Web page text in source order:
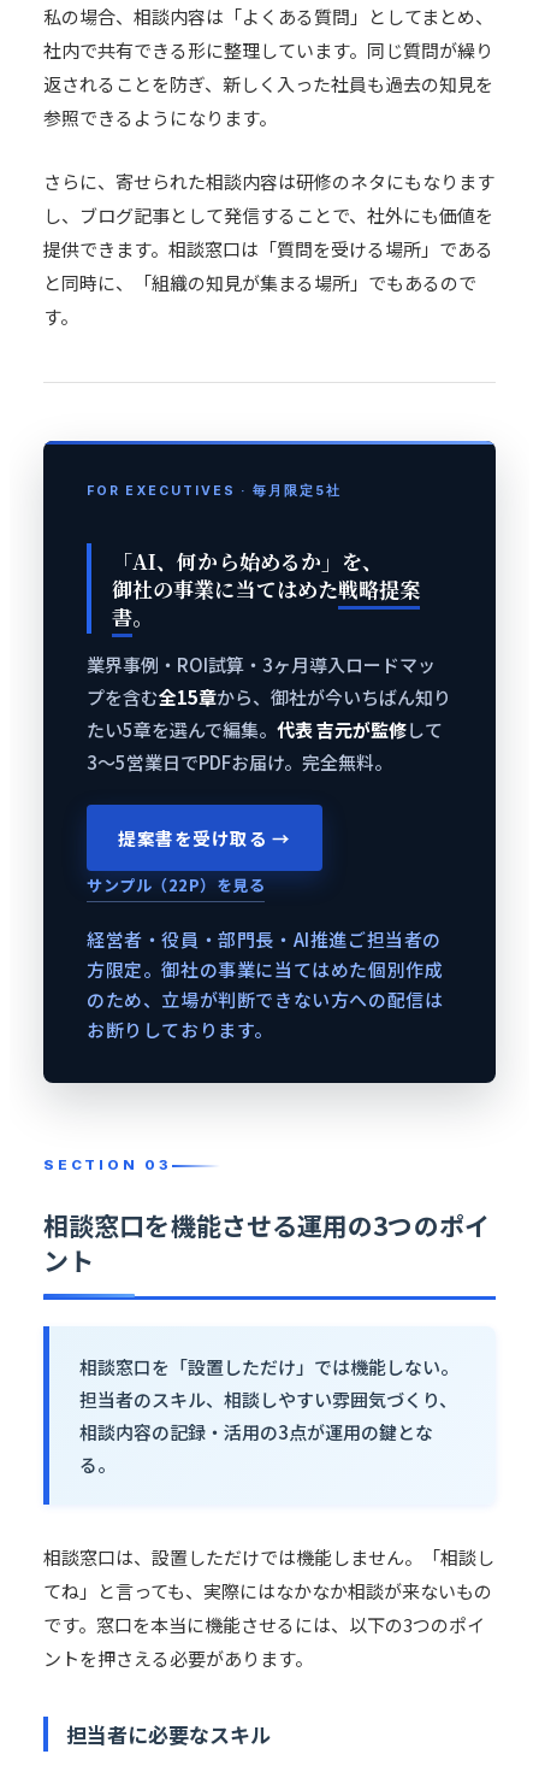
私の場合、相談内容は「よくある質問」としてまとめ、
社内で共有できる形に整理しています。同じ質問が繰り
返されることを防ぎ、新しく入った社員も過去の知見を
参照できるようになります。
さらに、寄せられた相談内容は研修のネタにもなります
し、ブログ記事として発信することで、社外にも価値を
提供できます。相談窓口は「質問を受ける場所」である
と同時に、「組織の知見が集まる場所」でもあるので
す。
FOR EXECUTIVES · 毎月限定5社
「AI、何から始めるか」を、
御社の事業に当てはめた戦略提案
書。
業界事例・ROI試算・3ヶ月導入ロードマッ
プを含む全15章から、御社が今いちばん知り
たい5章を選んで編集。 代表 吉元が監修して
3〜5営業日でPDFお届け。完全無料。
提案書を受け取る →
サンプル（22P）を見る
経営者・役員・部門長・AI推進ご担当者の
方限定。御社の事業に当てはめた個別作成
のため、立場が判断できない方への配信は
お断りしております。
相談窓口を機能させる運用の3つのポイ
ント
相談窓口を「設置しただけ」では機能しない。
担当者のスキル、相談しやすい雰囲気づくり、
相談内容の記録・活用の3点が運用の鍵とな
る。
相談窓口は、設置しただけでは機能しません。「相談し
てね」と言っても、実際にはなかなか相談が来ないもの
です。窓口を本当に機能させるには、以下の3つのポイ
ントを押さえる必要があります。
担当者に必要なスキル